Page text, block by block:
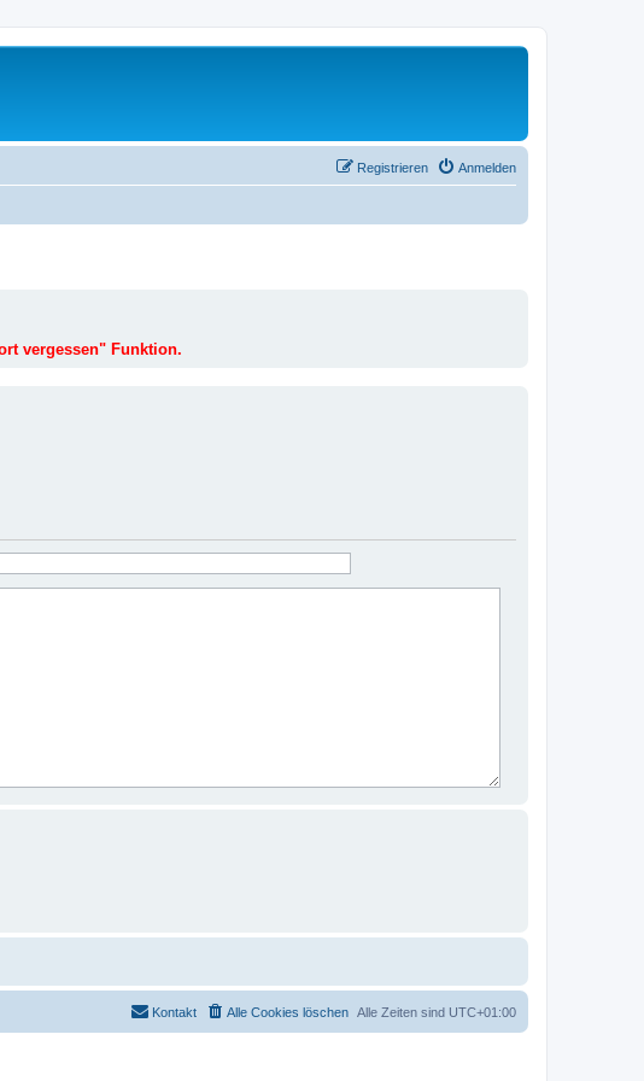
Anmelden
Registrieren
vergessen" Funktion.
Alle Zeiten sind UTC+01:00
Alle Cookies löschen
Kontakt